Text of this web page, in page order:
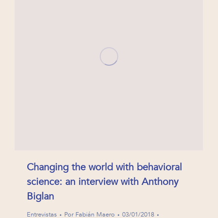
Changing the world with behavioral
science: an interview with Anthony
Biglan
Entrevistas Por Fabián Maero 03/01/2018